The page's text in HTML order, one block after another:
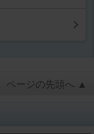
ページの先頭へ ▲